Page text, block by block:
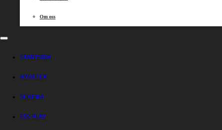
Om oss
STARTSIDA
NYHETER
SCHEMA
ESS PLAY
Indianerna